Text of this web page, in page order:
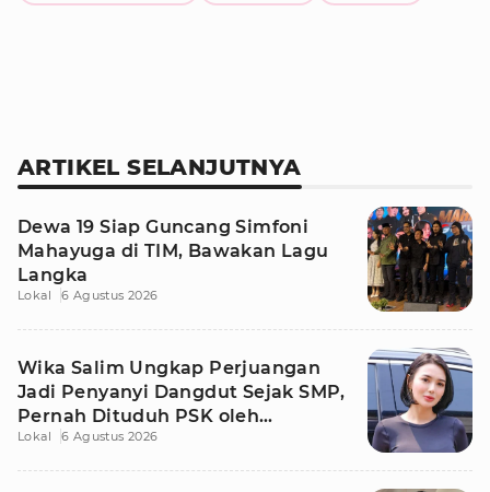
ARTIKEL SELANJUTNYA
Dewa 19 Siap Guncang Simfoni
Mahayuga di TIM, Bawakan Lagu
Langka
Lokal 6 Agustus 2026
Wika Salim Ungkap Perjuangan
Jadi Penyanyi Dangdut Sejak SMP,
Pernah Dituduh PSK oleh
Tetangga
Lokal 6 Agustus 2026